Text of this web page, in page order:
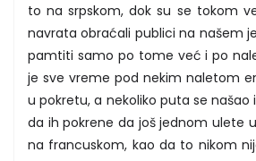
to na srpskom, dok su se tokom
navrata obraćali publici na našem
pamtiti samo po tome već i po
je sve vreme pod nekim naletom
u pokretu, a nekoliko puta se našao
da ih pokrene da još jednom ulete
na francuskom, kao da to nikom